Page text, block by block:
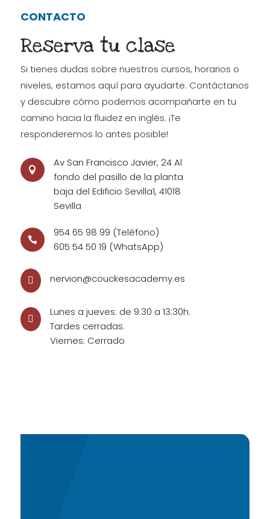
CONTACTO
Reserva tu clase
Si tienes dudas sobre nuestros cursos, horarios o
niveles, estamos aquí para ayudarte. Contáctanos
y descubre cómo podemos acompañarte en tu
camino hacia la fluidez en inglés. ¡Te
responderemos lo antes posible!

Av San Francisco Javier, 24 Al
fondo del pasillo de la planta
baja del Edificio Sevilla1, 41018
Sevilla

954 65 98 99 (Teléfono)
605 54 50 19 (WhatsApp)
 nervion@couckesacademy.es

Lunes a jueves: de 9:30 a 13:30h.
Tardes cerradas.
Viernes: Cerrado